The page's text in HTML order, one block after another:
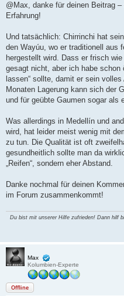
i
r
@Max, danke für deinen Beitrag
Erfahrung!
Und tatsächlich: Chirrinchi hat
den Wayúu, wo er traditionell aus
hergestellt wird. Dass er frisch
gesagt nicht, aber ich habe schon
lassen“ sollte, damit er sein
Monaten Lagerung kann sich der
und für geübte Gaumen sogar als
Was allerdings in Medellín und
wird, hat leider meist wenig mit
zu tun. Die Qualität ist oft
gesundheitlich sollte man da
„Reifen“, sondern eher Abstand.
Danke nochmal für deinen
im Forum zusammenkommt!
Du bist mit unserer Hilfe zufrieden! Dann hilf
Max
Kolumbien-Experte
Offline